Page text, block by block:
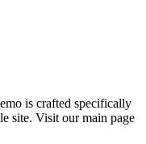
is crafted specifically
site. Visit our main page